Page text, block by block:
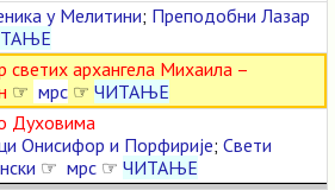
у Мелитини; Преподобни Лазар
светих архангела Михаила –
☞ мрс ☞ ЧИТАЊЕ
Духовима
Онисифор и Порфирије; Свети
☞ мрс ☞ ЧИТАЊЕ